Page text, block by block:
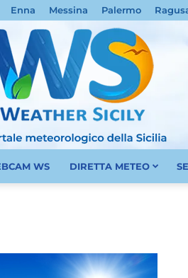
Enna Messina Palermo
WS DIRETTA METEO